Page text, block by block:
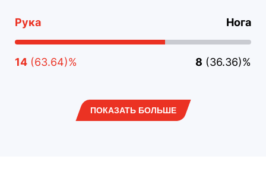
Рука Нога
14 (63.64)% 8 (36.36)%
ПОКАЗАТЬ БОЛЬШЕ